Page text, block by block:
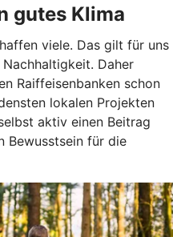
gutes Klima
viele. Das gilt für uns
Daher
Raiffeisenbanken schon
lokalen Projekten
aktiv einen Beitrag
Bewusstsein für die